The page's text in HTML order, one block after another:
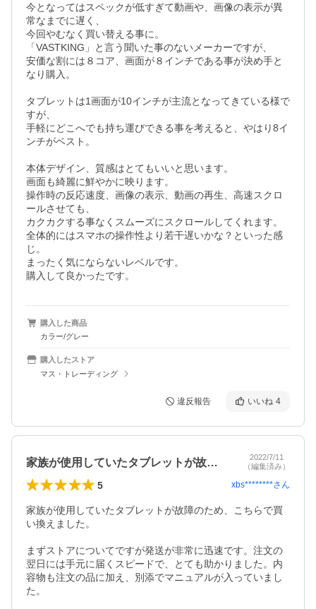
今となってはスペックが低すぎて動画や、画像の表示が異
常なまでに遅く、
今回やむなく買い替える事に。
「VASTKING」と言う聞いた事のないメーカーですが、
安価な割には８コア、画面が８インチである事が決め手と
なり購入。
タブレットは1画面が10インチが主流となってきている様で
すが、
手軽にどこへでも持ち運びできる事を考えると、やはり8イ
ンチがベスト。
本体デザイン、質感はとてもいいと思います。
画面も綺麗に鮮やかに映ります。
操作時の反応速度、画像の表示、動画の再生、高速スクロ
ールさせても、
カクカクする事なくスムーズにスクロールしてくれます。
全体的にはスマホの操作性より若干遅いかな？といった感
じ。
まったく気にならないレベルです。
購入して良かったです。
購入した商品
カラー/グレー
購入したストア
マス・トレーディング
違反報告 いいね 4
家族が使用していたタブレットが故障のた…
2022/7/11
（編集済み）
5 xbs********さん
家族が使用していたタブレットが故障のため、こちらで買
い換えました。
まずストアについてですが発送が非常に迅速です。注文の
翌日には手元に届くスピードで、とても助かりました。内
容物も注文の品に加え、別添でマニュアルが入っていまし
た。